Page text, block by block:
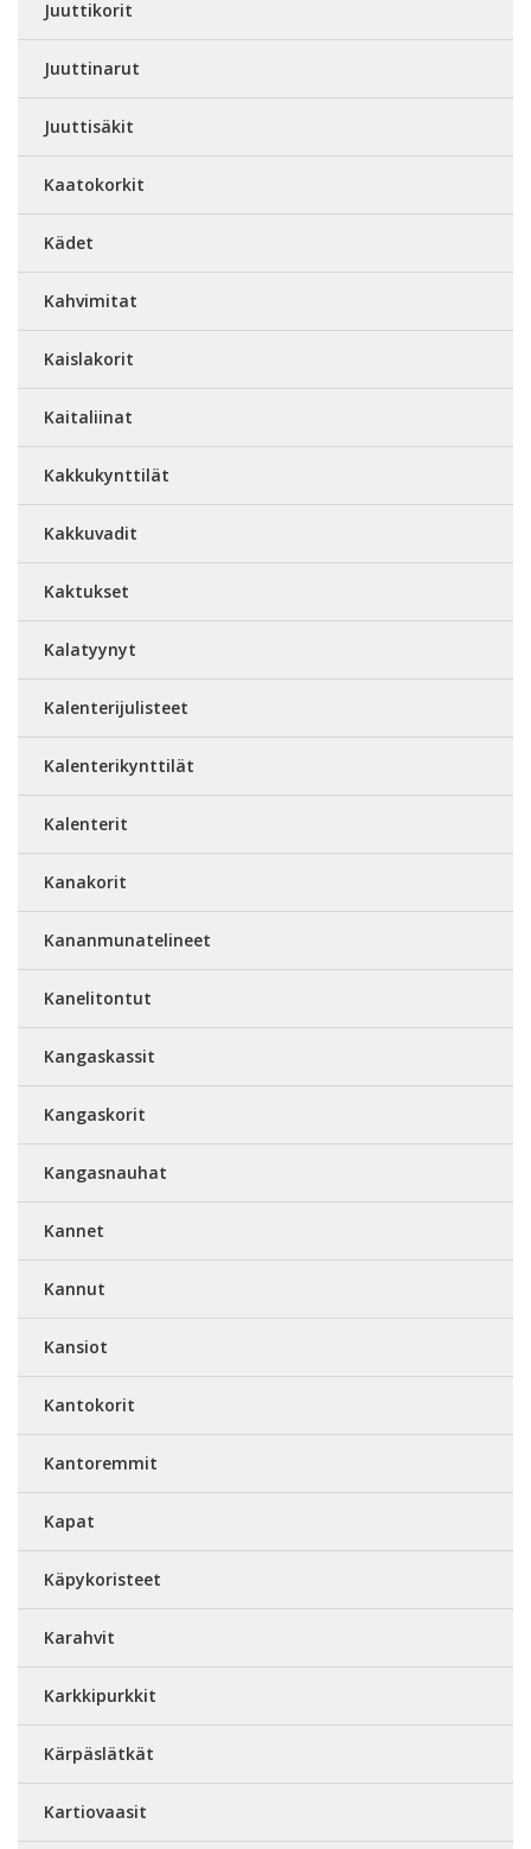
Juuttikorit
Juuttinarut
Juuttisäkit
Kaatokorkit
Kädet
Kahvimitat
Kaislakorit
Kaitaliinat
Kakkukynttilät
Kakkuvadit
Kaktukset
Kalatyynyt
Kalenterijulisteet
Kalenterikynttilät
Kalenterit
Kanakorit
Kananmunatelineet
Kanelitontut
Kangaskassit
Kangaskorit
Kangasnauhat
Kannet
Kannut
Kansiot
Kantokorit
Kantoremmit
Kapat
Käpykoristeet
Karahvit
Karkkipurkkit
Kärpäslätkät
Kartiovaasit